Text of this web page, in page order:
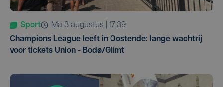
Sport
ma 3 augustus | 17:39
Champions League leeft in Oostende: lange wachtrij
voor tickets Union - Bodø/Glimt